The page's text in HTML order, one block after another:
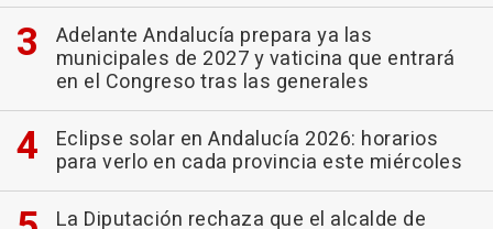
Adelante Andalucía prepara ya las
municipales de 2027 y vaticina que entrará
en el Congreso tras las generales
Eclipse solar en Andalucía 2026: horarios
para verlo en cada provincia este miércoles
La Diputación rechaza que el alcalde de